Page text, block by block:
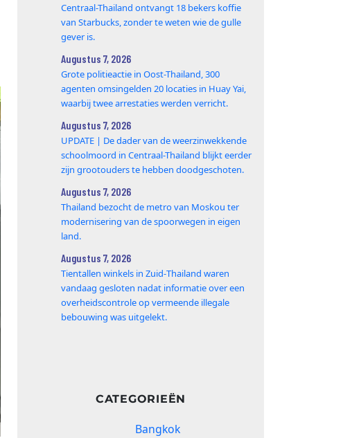
Centraal-Thailand ontvangt 18 bekers koffie
van Starbucks, zonder te weten wie de gulle
gever is.
Augustus 7, 2026
Grote politieactie in Oost-Thailand, 300
agenten omsingelden 20 locaties in Huay Yai,
waarbij twee arrestaties werden verricht.
Augustus 7, 2026
UPDATE | De dader van de weerzinwekkende
schoolmoord in Centraal-Thailand blijkt eerder
zijn grootouders te hebben doodgeschoten.
Augustus 7, 2026
Thailand bezocht de metro van Moskou ter
modernisering van de spoorwegen in eigen
land.
Augustus 7, 2026
Tientallen winkels in Zuid‑Thailand waren
vandaag gesloten nadat informatie over een
overheidscontrole op vermeende illegale
bebouwing was uitgelekt.
CATEGORIEËN
Bangkok